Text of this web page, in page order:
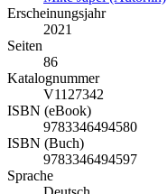
Erscheinungsjahr
2021
Seiten
86
Katalognummer
V1127342
ISBN (eBook)
9783346494580
ISBN (Buch)
9783346494597
Sprache